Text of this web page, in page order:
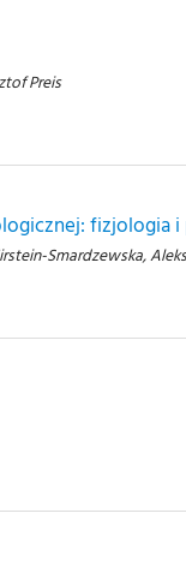
Preis
fizjologia
Smardzewska,